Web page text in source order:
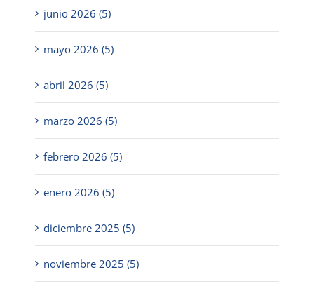
junio 2026 (5)
mayo 2026 (5)
abril 2026 (5)
marzo 2026 (5)
febrero 2026 (5)
enero 2026 (5)
diciembre 2025 (5)
noviembre 2025 (5)